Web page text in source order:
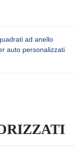
ad anello
auto personalizzati